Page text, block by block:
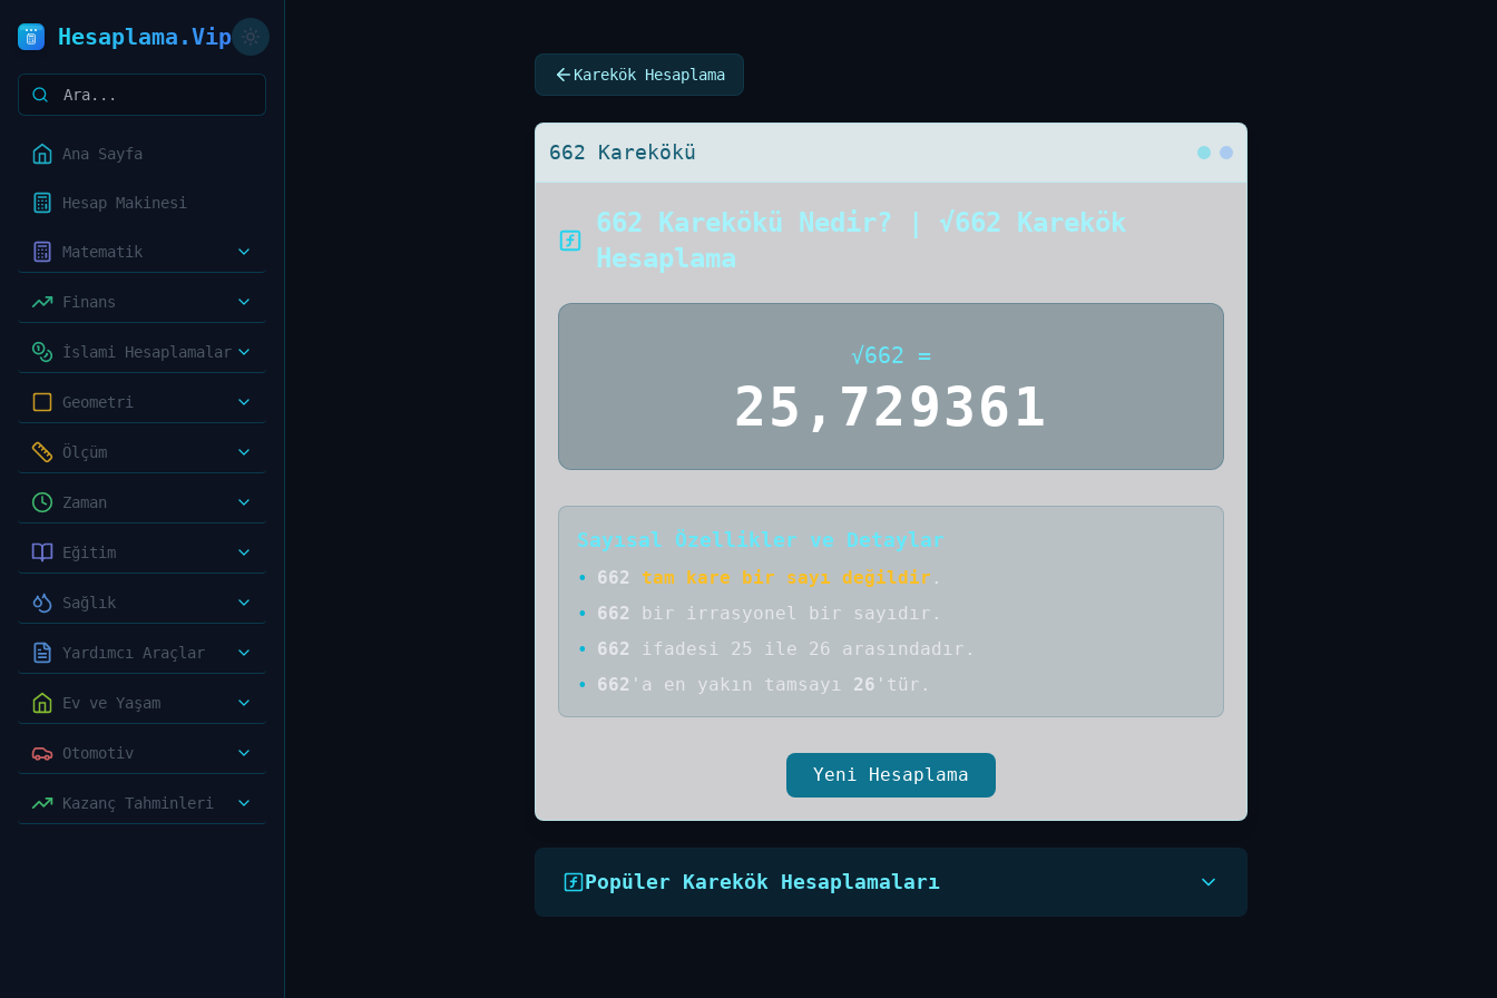
Hesaplama.Vip
Ana Sayfa
Hesap Makinesi
Matematik
Finans
İslami Hesaplamalar
Geometri
Ölçüm
Zaman
Eğitim
Sağlık
Yardımcı Araçlar
Ev ve Yaşam
Otomotiv
Kazanç Tahminleri
Karekök Hesaplama
662 Karekökü
662 Karekökü Nedir? | √662 Karekök
Hesaplama
√662 =
25,729361
Sayısal Özellikler ve Detaylar
• 662 tam kare bir sayı değildir .
•
662 bir irrasyonel bir sayıdır .
•
662
ifadesi 25 ile 26 arasındadır.
•
662 'a en yakın tamsayı 26 'tür.
Yeni Hesaplama
Popüler Karekök Hesaplamaları